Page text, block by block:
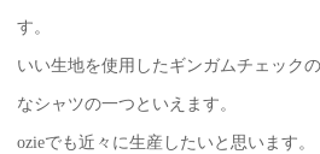
す。
いい生地を使用したギンガムチェック
なシャツの一つといえます。
ozieでも近々に生産したいと思います。